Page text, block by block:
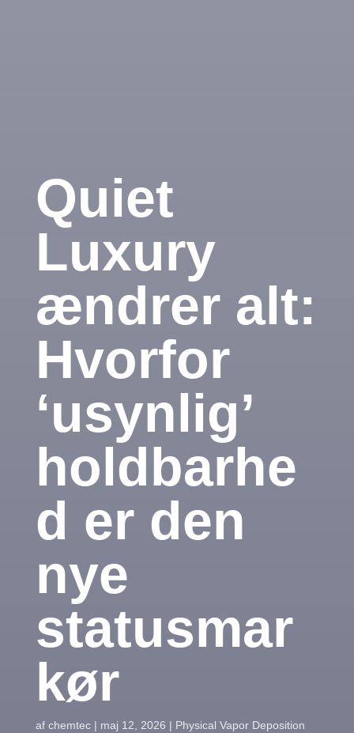
Quiet
Luxury
ændrer alt:
Hvorfor
‘usynlig’
holdbarhe
d er den
nye
statusmar
kør
af chemtec| maj 12, 2026 | Physical Vapor Deposition